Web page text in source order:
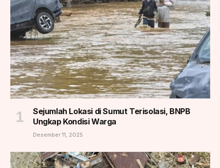
Sejumlah Lokasi di Sumut Terisolasi, BNPB
Ungkap Kondisi Warga
Desember 11, 2025